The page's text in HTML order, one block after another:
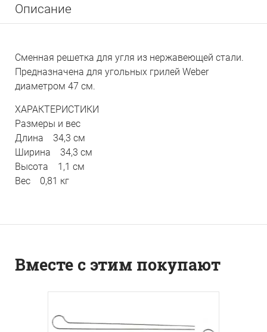
Описание
Сменная решетка для угля из нержавеющей стали.
Предназначена для угольных грилей Weber
диаметром 47 см.
ХАРАКТЕРИСТИКИ
Размеры и вес
Длина 34,3 см
Ширина 34,3 см
Высота 1,1 см
Вес 0,81 кг
Вместе с этим покупают